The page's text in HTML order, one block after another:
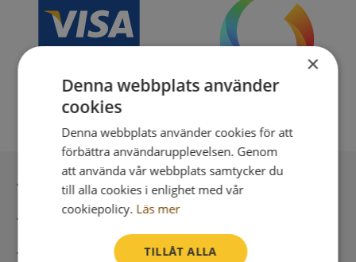
Sichere Bezahlung mit stripe
Unmittelbare Lieferung digital
Syna – Kreditauskünfte seit 1947
×
Denna webbplats använder
cookies
Denna webbplats använder cookies för att
förbättra användarupplevelsen. Genom
att använda vår webbplats samtycker du
till alla cookies i enlighet med vår
cookiepolicy. Läs mer
TILLÅT ALLA